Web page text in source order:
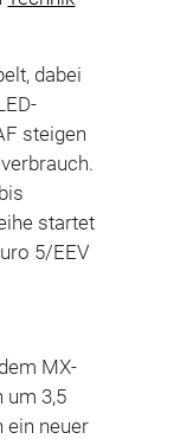
dabei
steigen
startet
5/EEV
MX-
um 3,5
ein neuer